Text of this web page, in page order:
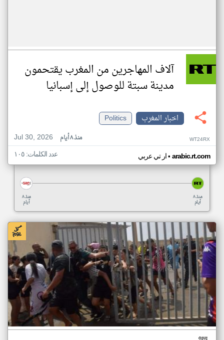
آلاف المهاجرين من المغرب يقتحمون
مدينة سبتة للوصول إلى إسبانيا
اخبار المغرب
Politics
Jul 30, 2026
منذ ٨ أيام WT24RX
ار تي عربي• arabic.rt.com عدد الكلمات: ١٠٥
منذ ٨
أيام
منذ ٨
أيام